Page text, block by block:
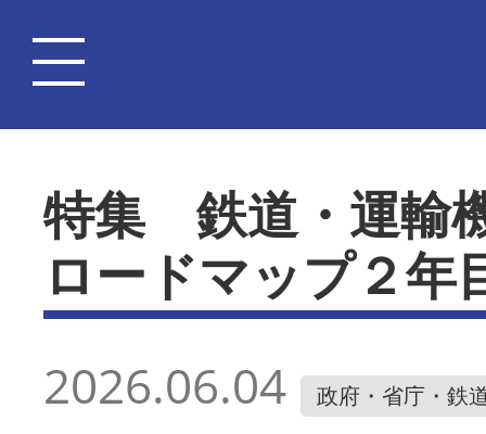
特集 鉄道・運輸
ロードマップ２年
2026.06.04 政府・省庁・鉄